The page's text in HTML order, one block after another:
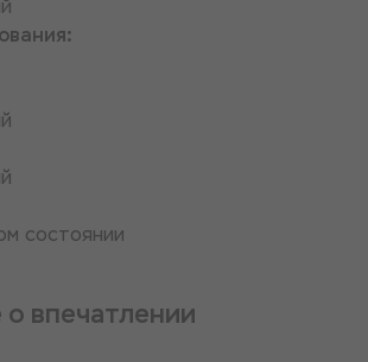
состоянии
впечатлении